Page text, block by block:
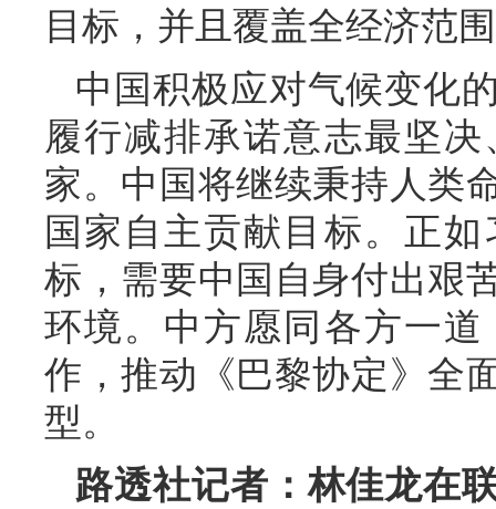
目标，并且覆盖全经济范
中国积极应对气候变化
履行减排承诺意志最坚
家。中国将继续秉持人类
国家自主贡献目标。正
标，需要中国自身付出艰
环境。中方愿同各方一
作，推动《巴黎协定》全
型。
路透社记者：林佳龙在